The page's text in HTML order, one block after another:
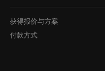
获得报价与方案
付款方式